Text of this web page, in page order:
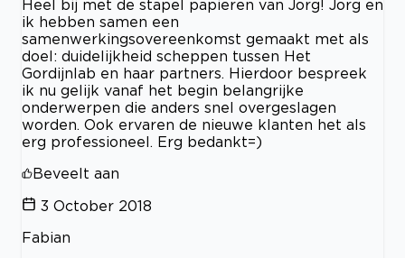
Heel bij met de stapel papieren van Jorg! Jorg en
ik hebben samen een
samenwerkingsovereenkomst gemaakt met als
doel: duidelijkheid scheppen tussen Het
Gordijnlab en haar partners. Hierdoor bespreek
ik nu gelijk vanaf het begin belangrijke
onderwerpen die anders snel overgeslagen
worden. Ook ervaren de nieuwe klanten het als
erg professioneel. Erg bedankt=)
Beveelt aan
3 October 2018
Fabian